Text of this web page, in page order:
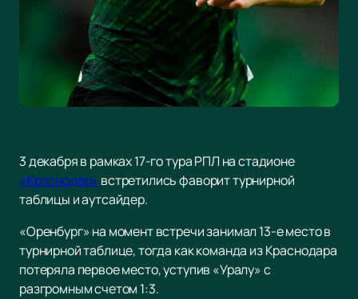
3 декабря в рамках 17-го тура РПЛ на стадионе
«Краснодар» встретились фаворит турнирной
таблицы и аутсайдер.
«Оренбург» на момент встречи занимал 13-е место в
турнирной таблице, тогда как команда из Краснодара
потеряла первое место, уступив «Уралу» с
разгромным счетом 1:3.